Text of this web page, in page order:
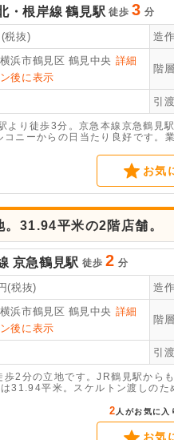
・根岸線 鶴見駅 徒歩 3 分
(税抜) 造
浜市鶴見区 鶴見中央 詳細
後に表示
階
引
より徒歩3分。京急本線京急鶴見
ニーからの日当たり良好です。
お気
31.94平米の2階店舗。
京急鶴見駅 徒歩 2 分
(税抜) 造
浜市鶴見区 鶴見中央 詳細
後に表示
階
引
歩2分の立地です。JR鶴見駅から
31.94平米。スケルトン渡しの
2 人がお気に入
お気